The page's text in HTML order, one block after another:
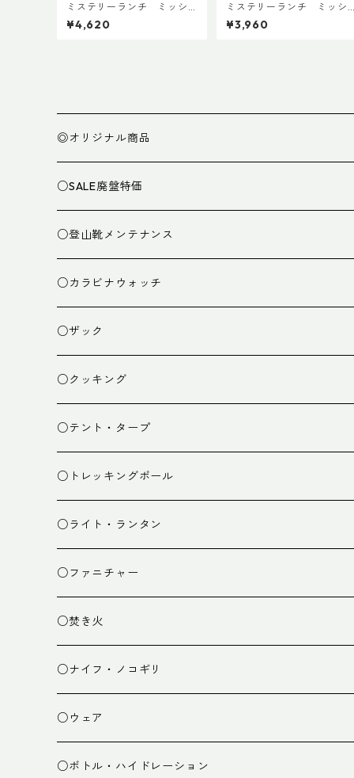
ミステリーランチ ミッシ
ョンパッキングキューブ M
ブラック
¥4,620
ミステリーランチ ミッシ
ョンパッキングキューブ
ブラック
¥3,960
◎オリジナル商品
○SALE廃盤特価
○登山靴メンテナンス
○カラビナウォッチ
○ザック
ザック
スタッフバッグ
ザック小物
○クッキング
クッカー
バーナー
カトラリー
クッキング小物
○テント・タープ
テント
タープ
ペグ・ハンマー・小物
○トレッキングポール
○ライト・ランタン
ライト
ランタン
○ファニチャー
テーブル
チェア
○焚き火
焚き火台
焚き火小物
○ナイフ・ノコギリ
○ウェア
ミドルレイヤー
○ボトル・ハイドレーション